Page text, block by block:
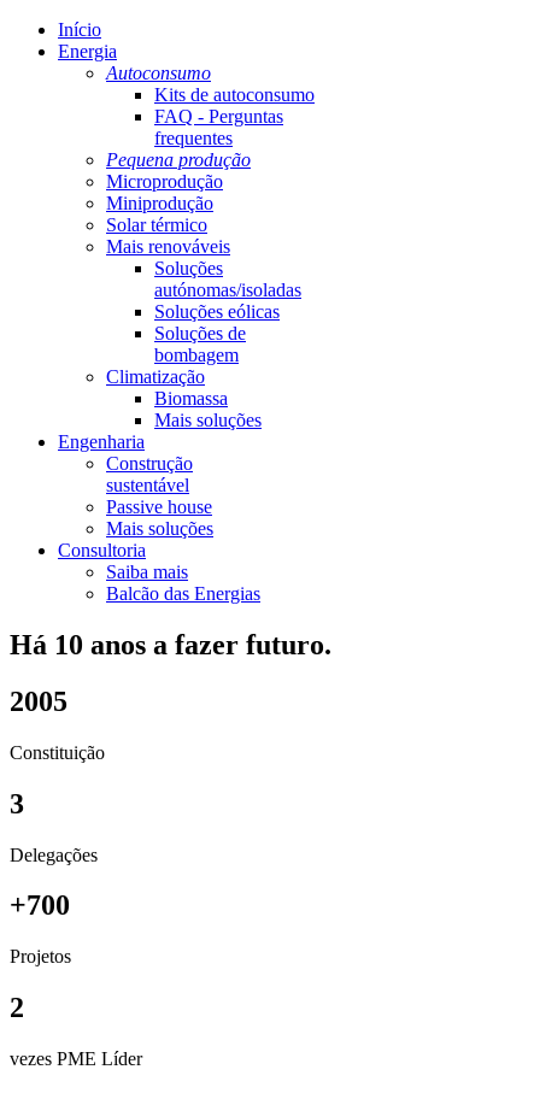
Início
Energia
Autoconsumo
Kits de autoconsumo
FAQ - Perguntas
frequentes
Pequena produção
Microprodução
Miniprodução
Solar térmico
Mais renováveis
Soluções
autónomas/isoladas
Soluções eólicas
Soluções de
bombagem
Climatização
Biomassa
Mais soluções
Engenharia
Construção
sustentável
Passive house
Mais soluções
Consultoria
Saiba mais
Balcão das Energias
Há 10 anos a fazer futuro.
2005
Constituição
3
Delegações
+700
Projetos
2
vezes PME Líder